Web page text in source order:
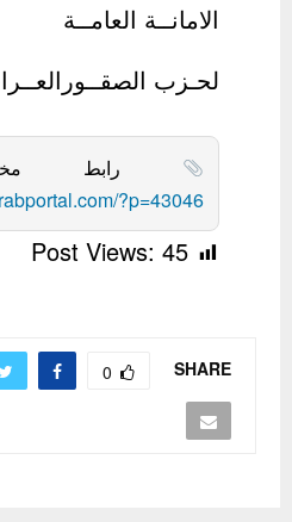
الامانــة العامــة
لحـزب
رابط
?p=43046
Post Views: 45
SHARE
0